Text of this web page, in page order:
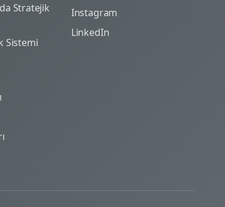
Stratejik
Sistemi
Instagram
LinkedIn